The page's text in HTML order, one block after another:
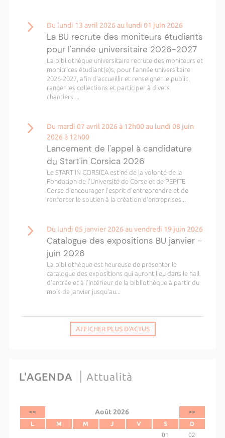
Du lundi 13 avril 2026 au lundi 01 juin 2026
La BU recrute des moniteurs étudiants
pour l'année universitaire 2026-2027
La bibliothèque universitaire recrute des moniteurs et
monitrices étudiant(e)s, pour l'année universitaire
2026-2027, afin d'accueillir et renseigner le public,
ranger les collections et participer à divers
chantiers....
Du mardi 07 avril 2026 à 12h00 au lundi 08 juin
2026 à 12h00
Lancement de l'appel à candidature
du Start'in Corsica 2026
Le START’IN CORSICA est né de la volonté de la
Fondation de l’Université de Corse et de PEPITE
Corse d’encourager l’esprit d’entreprendre et de
renforcer le soutien à la création d’entreprises...
Du lundi 05 janvier 2026 au vendredi 19 juin 2026
Catalogue des expositions BU janvier -
juin 2026
La bibliothèque est heureuse de présenter le
catalogue des expositions qui auront lieu dans le hall
d’entrée et à l’intérieur de la bibliothèque à partir du
mois de janvier jusqu'au...
AFFICHER PLUS D'ACTUS
L'AGENDA Attualità
<< Août 2026
>>
L
M M J V S
D
01
02